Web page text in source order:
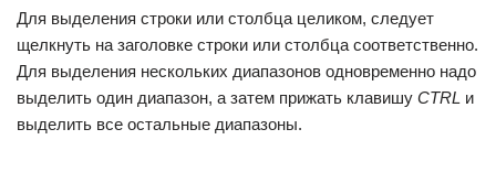
Для выделения строки или столбца целиком, следует
щелкнуть на заголовке строки или столбца соответственно.
Для выделения нескольких диапазонов одновременно надо
выделить один диапазон, а затем прижать клавишу CTRL и
выделить все остальные диапазоны.